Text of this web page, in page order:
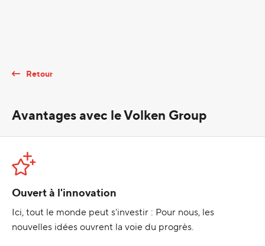
Retour
Avantages avec le Volken Group
Ouvert à l'innovation
Ici, tout le monde peut s'investir : Pour nous, les
nouvelles idées ouvrent la voie du progrès.